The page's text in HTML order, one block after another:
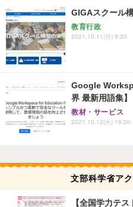
GIGAスクール
教育行政
2021.10.11(月) 9:20
Google
界 最新用語集】
教材・サービス
2021.10.12(火) 16:20
文部科学省ア
【全国学力テ